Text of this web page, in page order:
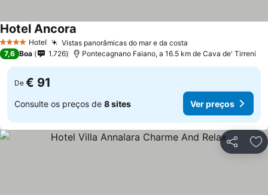
4 EstrelasHotel Vistas panorâmicas do mar e da costa
Hotel Ancora
7,6 Boa 1.726 Pontecagnano Faiano, a 16.5 km de Cava de' Tirreni
De € 91
Consulte os preços de 8 sites Ver preços
Partilhar